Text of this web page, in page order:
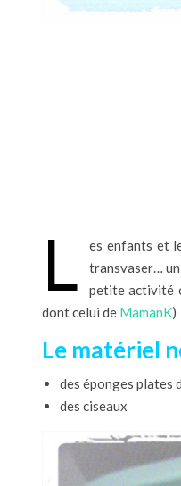
L
es enfants et
transvaser…
petite activité
dont celui de MamanK)
Le matériel
des éponges plates
des ciseaux